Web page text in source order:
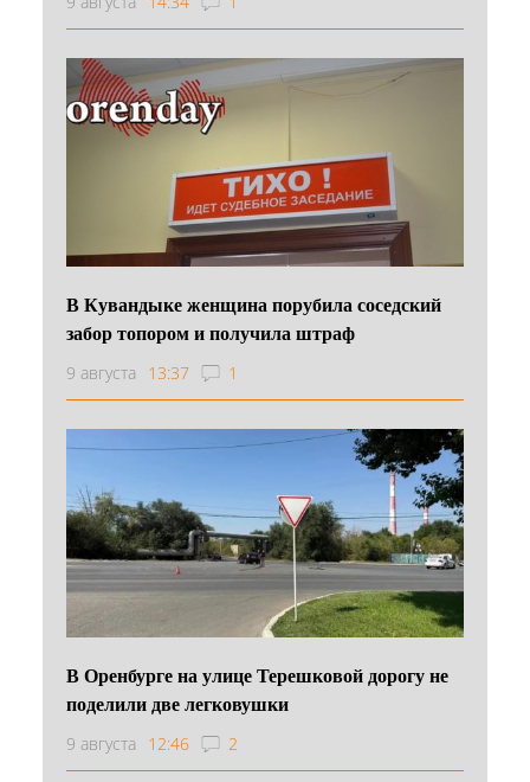
В Кувандыке женщина порубила соседский
забор топором и получила штраф
9 августа 13:37 1
В Оренбурге на улице Терешковой дорогу не
поделили две легковушки
9 августа 12:46 2